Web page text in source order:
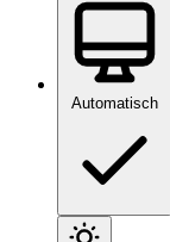
Automatisch